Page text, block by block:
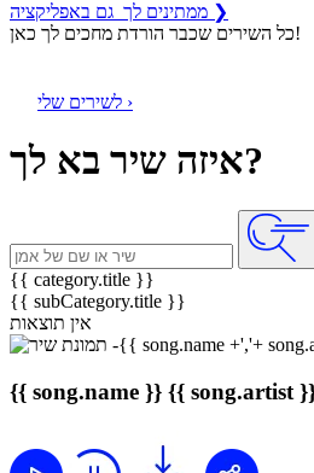
ממתינים לך גם באפליקציה ❯
כל השירים שכבר הורדת מחכים לך כאן!
לשירים שלי ›
איזה שיר בא לך?
{{ category.title }}
{{ subCategory.title }}
אין תוצאות
{{ song.name }} {{ song.artist